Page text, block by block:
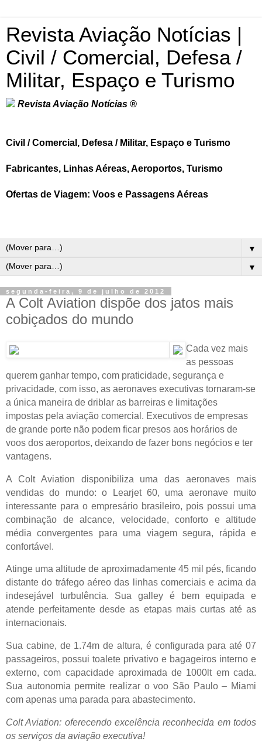
Revista Aviação Notícias |
Civil / Comercial, Defesa /
Militar, Espaço e Turismo
Revista Aviação Notícias ®
Civil / Comercial, Defesa / Militar, Espaço e Turismo
Fabricantes, Linhas Aéreas, Aeroportos, Turismo
Ofertas de Viagem: Voos e Passagens Aéreas
▼
▼
segunda-feira, 9 de julho de 2012
A Colt Aviation dispõe dos jatos mais
cobiçados do mundo
Cada vez mais
as pessoas
querem ganhar tempo, com praticidade, segurança e
privacidade, com isso, as aeronaves executivas tornaram-se
a única maneira de driblar as barreiras e limitações
impostas pela aviação comercial. Executivos de empresas
de grande porte não podem ficar presos aos horários de
voos dos aeroportos, deixando de fazer bons negócios e ter
vantagens.
A Colt Aviation disponibiliza uma das aeronaves mais
vendidas do mundo: o Learjet 60, uma aeronave muito
interessante para o empresário brasileiro, pois possui uma
combinação de alcance, velocidade, conforto e altitude
média convergentes para uma viagem segura, rápida e
confortável.
Atinge uma altitude de aproximadamente 45 mil pés, ficando
distante do tráfego aéreo das linhas comerciais e acima da
indesejável turbulência. Sua galley é bem equipada e
atende perfeitamente desde as etapas mais curtas até as
internacionais.
Sua cabine, de 1.74m de altura, é configurada para até 07
passageiros, possui toalete privativo e bagageiros interno e
externo, com capacidade aproximada de 1000lt em cada.
Sua autonomia permite realizar o voo São Paulo – Miami
com apenas uma parada para abastecimento.
Colt Aviation: oferecendo excelência reconhecida em todos
os serviços da aviação executiva!